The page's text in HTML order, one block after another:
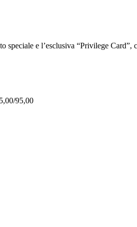
e l’esclusiva “Privilege Card”,
95,00